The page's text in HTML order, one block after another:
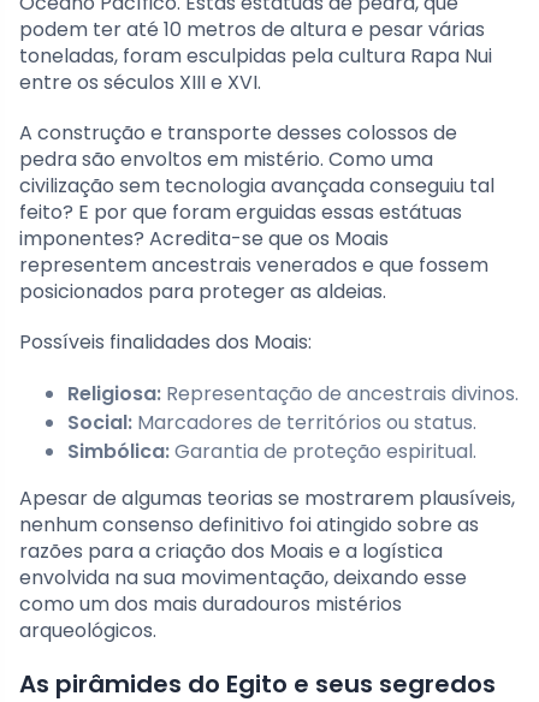
podem ter até 10 metros de altura e pesar várias
toneladas, foram esculpidas pela cultura Rapa Nui
entre os séculos XIII e XVI.
A construção e transporte desses colossos de
pedra são envoltos em mistério. Como uma
civilização sem tecnologia avançada conseguiu tal
feito? E por que foram erguidas essas estátuas
imponentes? Acredita-se que os Moais
representem ancestrais venerados e que fossem
posicionados para proteger as aldeias.
Possíveis finalidades dos Moais:
Religiosa: Representação de ancestrais divinos.
Social: Marcadores de territórios ou status.
Simbólica:Garantia de proteção espiritual.
Apesar de algumas teorias se mostrarem plausíveis,
nenhum consenso definitivo foi atingido sobre as
razões para a criação dos Moais e a logística
envolvida na sua movimentação, deixando esse
como um dos mais duradouros mistérios
arqueológicos.
As pirâmides do Egito e seus segredos